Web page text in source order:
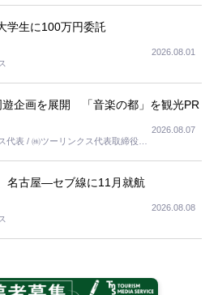
学生に100万円委託
2026.08.01
遊企画を展開 「音楽の都」を観光PR
代表 / ㈱ツーリンクス代表取締役社
2026.08.07
名古屋―セブ線に11月就航
2026.08.08